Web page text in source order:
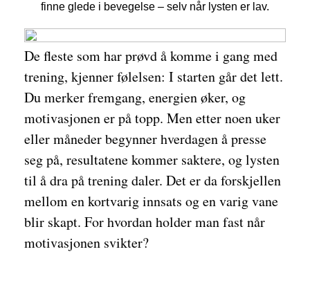
finne glede i bevegelse – selv når lysten er lav.
De fleste som har prøvd å komme i gang med
trening, kjenner følelsen: I starten går det lett.
Du merker fremgang, energien øker, og
motivasjonen er på topp. Men etter noen uker
eller måneder begynner hverdagen å presse
seg på, resultatene kommer saktere, og lysten
til å dra på trening daler. Det er da forskjellen
mellom en kortvarig innsats og en varig vane
blir skapt. For hvordan holder man fast når
motivasjonen svikter?